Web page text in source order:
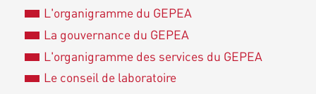
L'organigramme du GEPEA
La gouvernance du GEPEA
L'organigramme des services du GEPEA
Le conseil de laboratoire